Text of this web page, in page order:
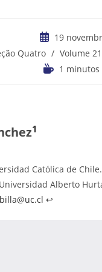
19
Quatro / Volume 21
1
1
Católica de
Alberto
↩︎